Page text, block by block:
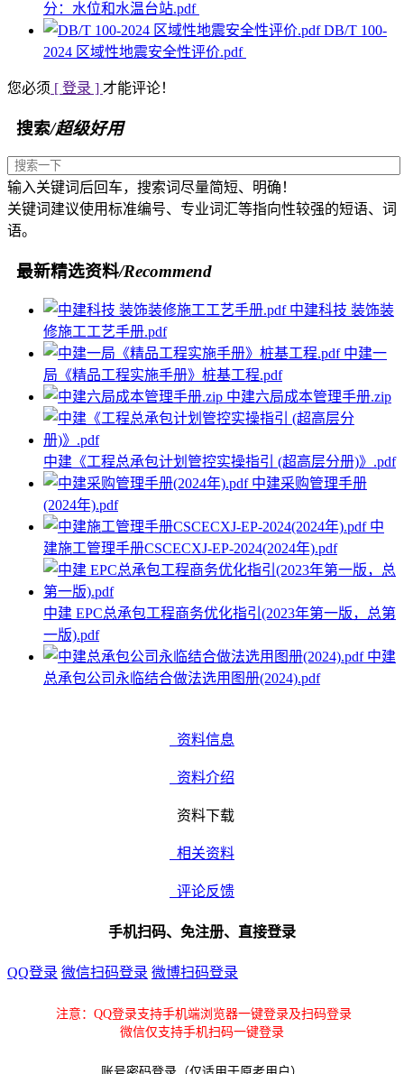
分：水位和水温台站.pdf
DB/T 100-
2024 区域性地震安全性评价.pdf
您必须 [ 登录 ] 才能评论！
搜索/超级好用
输入关键词后回车，搜索词尽量简短、明确！
关键词建议使用标准编号、专业词汇等指向性较强的短语、词
语。
最新精选资料/Recommend
中建科技 装饰装
修施工工艺手册.pdf
中建一
局《精品工程实施手册》桩基工程.pdf
中建六局成本管理手册.zip
中建《工程总承包计划管控实操指引 (超高层分册)》.pdf
中建采购管理手册
(2024年).pdf
中
建施工管理手册CSCECXJ-EP-2024(2024年).pdf
中建 EPC总承包工程商务优化指引(2023年第一版，总第
一版).pdf
中建
总承包公司永临结合做法选用图册(2024).pdf
资料信息
资料介绍
资料下载
相关资料
评论反馈
手机扫码、免注册、直接登录
QQ登录 微信扫码登录 微博扫码登录
注意：QQ登录支持手机端浏览器一键登录及扫码登录
微信仅支持手机扫码一键登录